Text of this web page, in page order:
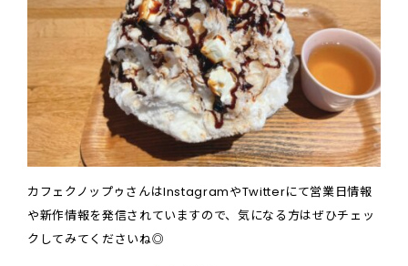
カフェクノップゥさんはInstagramやTwitterにて営業日情報
や新作情報を発信されていますので、気になる方はぜひチェッ
クしてみてくださいね◎